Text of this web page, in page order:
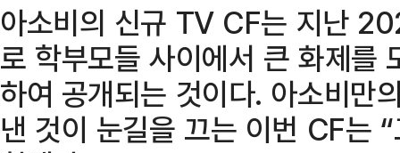
아소비의 신규 TV CF는 지난
로 학부모들 사이에서 큰 화제를
하여 공개되는 것이다. 아소비만
낸 것이 눈길을 끄는 이번 CF는